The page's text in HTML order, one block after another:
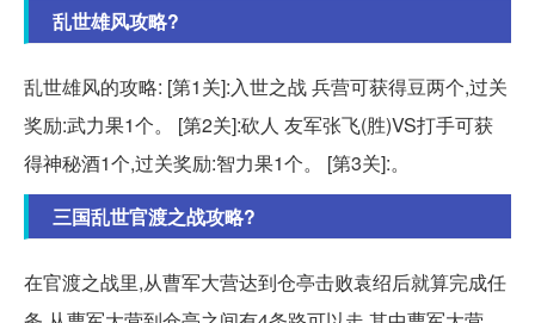
乱世雄风攻略?
乱世雄风的攻略: [第1关]:入世之战 兵营可获得豆两个,过关
奖励:武力果1个。 [第2关]:砍人 友军张飞(胜)VS打手可获
得神秘酒1个,过关奖励:智力果1个。 [第3关]:。
三国乱世官渡之战攻略?
在官渡之战里,从曹军大营达到仓亭击败袁绍后就算完成任